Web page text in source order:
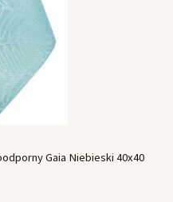
Gaia Niebieski 40x40